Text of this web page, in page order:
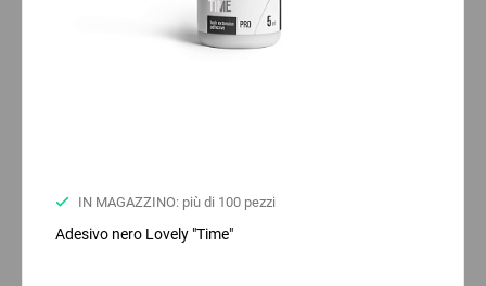
IN MAGAZZINO: più di 100 pezzi
Adesivo nero Lovely "Time"